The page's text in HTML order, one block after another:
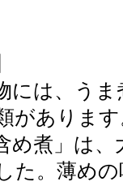
は、うま
がありま
煮」は、
た。薄め